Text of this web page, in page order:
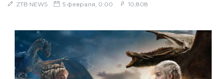
ZTB NEWS 5 февраля, 0:00 10,808